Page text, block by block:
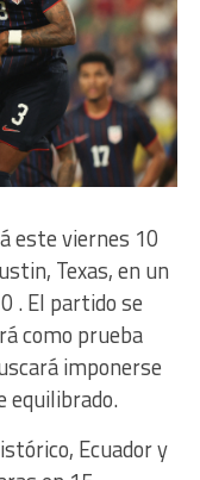
este viernes 10
Texas, en un
. El partido se
como prueba
imponerse
equilibrado.
Ecuador y